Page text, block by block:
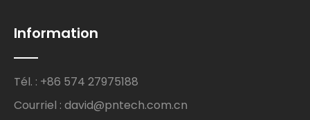
Information
Tél. : +86 574 27975188
Courriel : david@pntech.com.cn